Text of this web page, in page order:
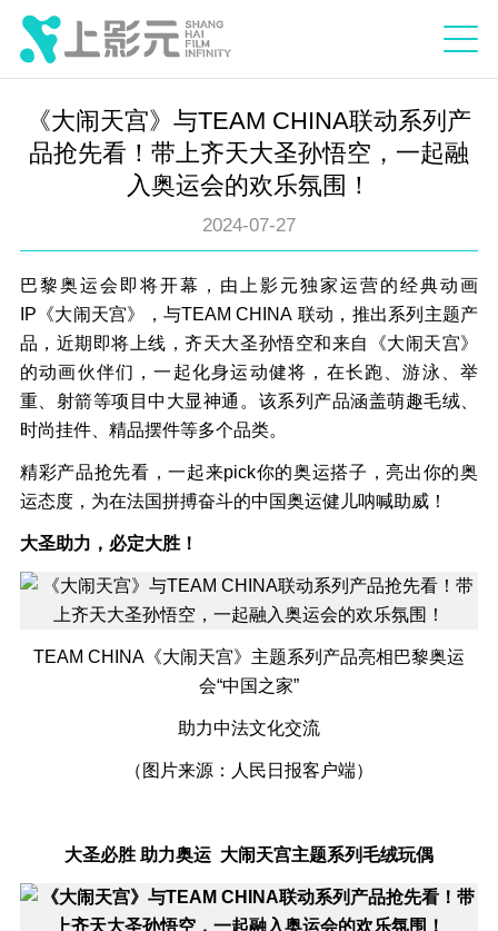
《大闹天宫》与TEAM CHINA联动系列产
品抢先看！带上齐天大圣孙悟空，一起融
入奥运会的欢乐氛围！
2024-07-27
巴黎奥运会即将开幕，由上影元独家运营的经典动画
IP《大闹天宫》，与TEAM CHINA 联动，推出系列主题产
品，近期即将上线，齐天大圣孙悟空和来自《大闹天宫》
的动画伙伴们，一起化身运动健将，在长跑、游泳、举
重、射箭等项目中大显神通。该系列产品涵盖萌趣毛绒、
时尚挂件、精品摆件等多个品类。
精彩产品抢先看，一起来pick你的奥运搭子，亮出你的奥
运态度，为在法国拼搏奋斗的中国奥运健儿呐喊助威！
大圣助力，必定大胜！
TEAM CHINA《大闹天宫》主题系列产品亮相巴黎奥运
会“中国之家”
助力中法文化交流
（图片来源：人民日报客户端）
大圣必胜 助力奥运 大闹天宫主题系列毛绒玩偶